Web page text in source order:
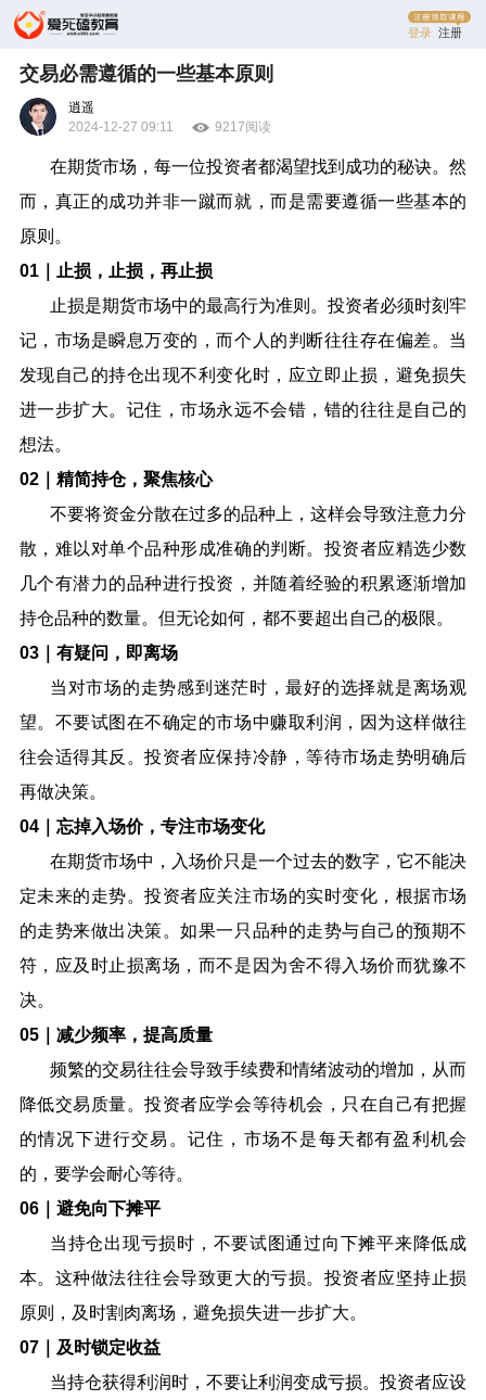
登录 注册
交易必需遵循的一些基本原则
逍遥
2024-12-27 09:11
9217阅读
在期货市场，每一位投资者都渴望找到成功的秘诀。然
而，真正的成功并非一蹴而就，而是需要遵循一些基本的
原则。
01｜止损，止损，再止损
止损是期货市场中的最高行为准则。投资者必须时刻牢
记，市场是瞬息万变的，而个人的判断往往存在偏差。当
发现自己的持仓出现不利变化时，应立即止损，避免损失
进一步扩大。记住，市场永远不会错，错的往往是自己的
想法。
02｜精简持仓，聚焦核心
不要将资金分散在过多的品种上，这样会导致注意力分
散，难以对单个品种形成准确的判断。投资者应精选少数
几个有潜力的品种进行投资，并随着经验的积累逐渐增加
持仓品种的数量。但无论如何，都不要超出自己的极限。
03｜有疑问，即离场
当对市场的走势感到迷茫时，最好的选择就是离场观
望。不要试图在不确定的市场中赚取利润，因为这样做往
往会适得其反。投资者应保持冷静，等待市场走势明确后
再做决策。
04｜忘掉入场价，专注市场变化
在期货市场中，入场价只是一个过去的数字，它不能决
定未来的走势。投资者应关注市场的实时变化，根据市场
的走势来做出决策。如果一只品种的走势与自己的预期不
符，应及时止损离场，而不是因为舍不得入场价而犹豫不
决。
05｜减少频率，提高质量
频繁的交易往往会导致手续费和情绪波动的增加，从而
降低交易质量。投资者应学会等待机会，只在自己有把握
的情况下进行交易。记住，市场不是每天都有盈利机会
的，要学会耐心等待。
06｜避免向下摊平
当持仓出现亏损时，不要试图通过向下摊平来降低成
本。这种做法往往会导致更大的亏损。投资者应坚持止损
原则，及时割肉离场，避免损失进一步扩大。
07｜及时锁定收益
当持仓获得利润时，不要让利润变成亏损。投资者应设